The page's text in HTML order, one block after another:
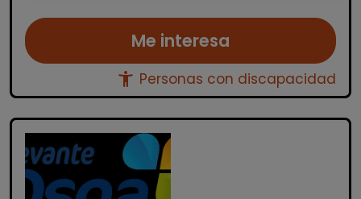
Me interesa
accessibility_new Personas con discapacidad